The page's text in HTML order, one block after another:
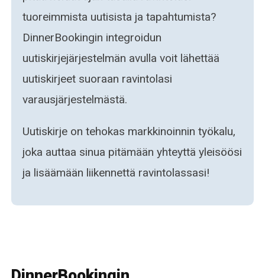
tuoreimmista uutisista ja tapahtumista?
DinnerBookingin integroidun
uutiskirjejärjestelmän avulla voit lähettää
uutiskirjeet suoraan ravintolasi
varausjärjestelmästä.
Uutiskirje on tehokas markkinoinnin työkalu,
joka auttaa sinua pitämään yhteyttä yleisöösi
ja lisäämään liikennettä ravintolassasi!